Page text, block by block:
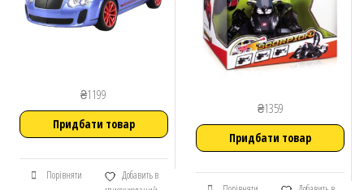
₴1199
Придбати товар
Порівняти
Добавить в
₴1359
Придбати товар